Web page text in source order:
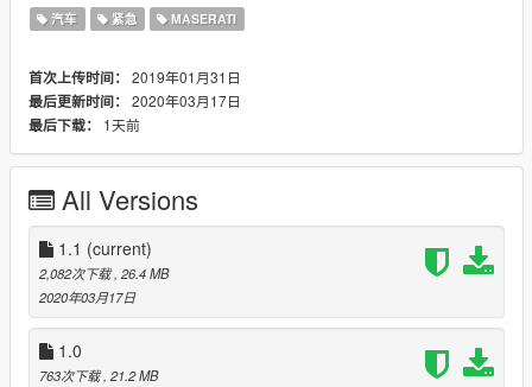
汽车 紧急 MASERATI
首次上传时间： 2019年01月31日
最后更新时间： 2020年03月17日
最后下载：
1天前
All Versions
1.1 (current)
2,082次下载 , 26.4 MB
2020年03月17日
1.0
763次下载 , 21.2 MB